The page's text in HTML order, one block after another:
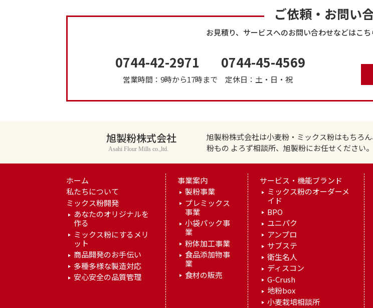
ご依頼・お問い
お見積り、サービスへのお問い合わせなどはこち
0744-42-2971 0744-45-4569
営業時間：9時から17時まで 定休日：土・日・祝
旭製粉株式会社
Asahi Flour Mills co.,ltd.
旭製粉株式会社は小麦粉・ミックス粉はもちろ
粉もの よろず相談所、旭製粉にお任せください。
ホーム
私たちについて
ミックス粉開発
あなたのオリジナルを
作る
ミックス粉にするメリ
ット
商品開発のお手伝い
多種多様な製造対応
安心安全の品質管理
事業案内
製粉事業
プレミックス
事業
小袋パック事
業
粉体加工事業
食品添加物事
業
食材の販売
サービス・機能ブランド
ミックス粉のオーダーメ
イド
BPO
ユニパク
アンプロ
サブステ
衛生名人
ディスコン
G-Crush
地粉box
小麦栽培相談所